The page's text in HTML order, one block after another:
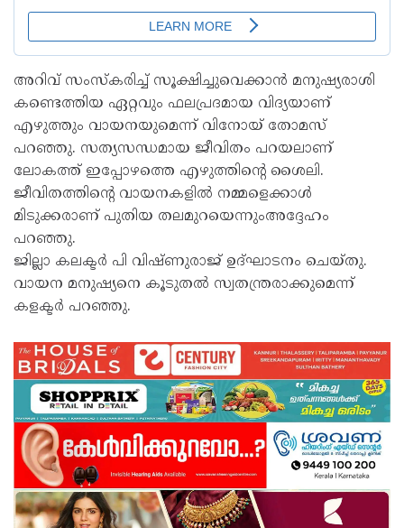
അറിവ് സംസ്കരിച്ച് സൂക്ഷിച്ചുവെക്കാൻ മനുഷ്യരാശി
കണ്ടെത്തിയ ഏറ്റവും ഫലപ്രദമായ വിദ്യയാണ്
എഴുത്തും വായനയുമെന്ന് വിനോയ് തോമസ്
പറഞ്ഞു. സത്യസന്ധമായ ജീവിതം പറയലാണ്
ലോകത്ത് ഇപ്പോഴത്തെ എഴുത്തിന്റെ ശൈലി.
ജീവിതത്തിന്റെ വായനകളിൽ നമ്മളെക്കാൾ
മിടുക്കരാണ് പുതിയ തലമുറയെന്നുംഅദ്ദേഹം
പറഞ്ഞു.
ജില്ലാ കലക്ടർ പി വിഷ്ണുരാജ് ഉദ്ഘാടനം ചെയ്തു.
വായന മനുഷ്യനെ കൂടുതൽ സ്വതന്ത്രരാക്കുമെന്ന്
കളക്ടർ പറഞ്ഞു.